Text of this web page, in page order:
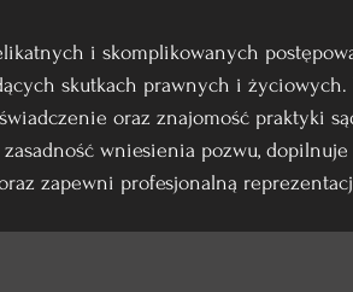
i skomplikowanych
skutkach prawnych i życiowych.
oraz znajomość praktyki
wniesienia pozwu,
zapewni profesjonalną